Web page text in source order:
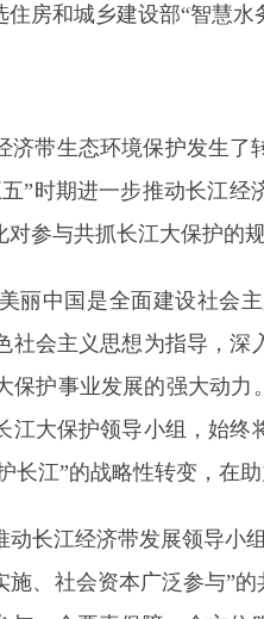
房和城乡建设部“智慧水
济带生态环境保护发生
”时期进一步推动长江
参与共抓长江大保护的
丽中国是全面建设社会
会主义思想为指导，
护事业发展的强大动
江大保护领导小组，始
长江”的战略性转变，在
长江经济带发展领导小
、社会资本广泛参与”